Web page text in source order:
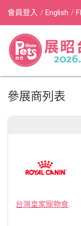
會員登入 English
參展商列表
台灣皇家寵物食品有限公司